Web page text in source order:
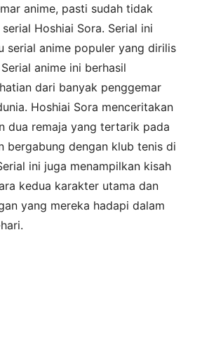
anime, pasti sudah tidak
Hoshiai Sora. Serial ini
serial anime populer yang dirilis
anime ini berhasil
dari banyak penggemar
Hoshiai Sora menceritakan
dua remaja yang tertarik pada
bergabung dengan klub tenis di
ini juga menampilkan kisah
kedua karakter utama dan
yang mereka hadapi dalam